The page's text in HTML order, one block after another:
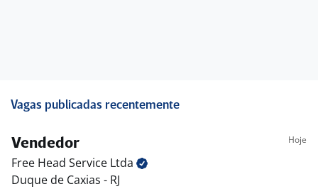
Vagas publicadas recentemente
Vendedor Hoje
Free Head Service Ltda
Duque de Caxias - RJ